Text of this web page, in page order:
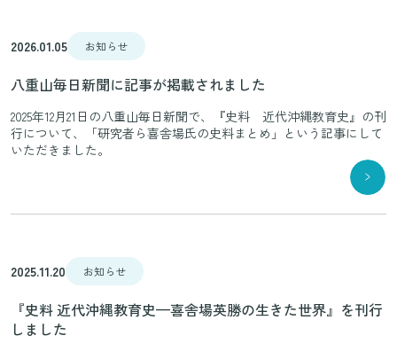
2026.01.05 お知らせ
八重山毎日新聞に記事が掲載されました
2025年12月21日の八重山毎日新聞で、『史料 近代沖縄教育史』の刊
行について、「研究者ら喜舎場氏の史料まとめ」という記事にして
いただきました。
2025.11.20 お知らせ
『史料 近代沖縄教育史—喜舎場英勝の生きた世界』を刊行
しました